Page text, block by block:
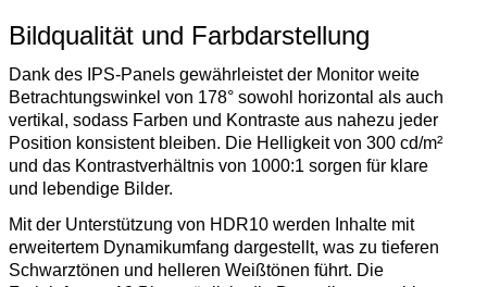
Bildqualität und Farbdarstellung
Dank des IPS-Panels gewährleistet der Monitor weite
Betrachtungswinkel von 178° sowohl horizontal als auch
vertikal, sodass Farben und Kontraste aus nahezu jeder
Position konsistent bleiben. Die Helligkeit von 300 cd/m²
und das Kontrastverhältnis von 1000:1 sorgen für klare
und lebendige Bilder.
Mit der Unterstützung von HDR10 werden Inhalte mit
erweitertem Dynamikumfang dargestellt, was zu tieferen
Schwarztönen und helleren Weißtönen führt. Die